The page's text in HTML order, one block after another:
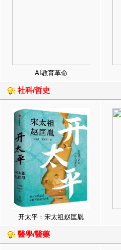
AI教育革命
社科/哲史
开太平：宋太祖赵匡胤
醫學/醫藥